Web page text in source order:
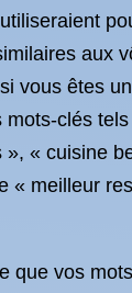
aux
vous êtes
mots-clés
», « cuisine
« meilleur
que vos